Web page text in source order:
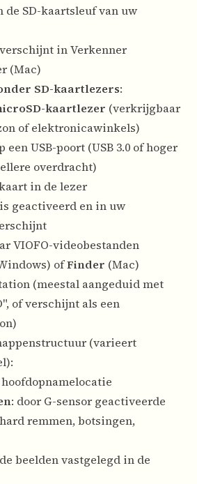
de SD-kaartsleuf van uw
in Verkenner
(Mac)
SD-kaartlezers:
kaartlezer (verkrijgbaar
of elektronicawinkels)
een USB-poort (USB 3.0 of hoger
overdracht)
in de lezer
geactiveerd en in uw
VIOFO-videobestanden
ofFinder (Mac)
(meestal aangeduid met
of verschijnt als een
(varieert
: door G-sensor geactiveerde
remmen, botsingen,
beelden vastgelegd in de